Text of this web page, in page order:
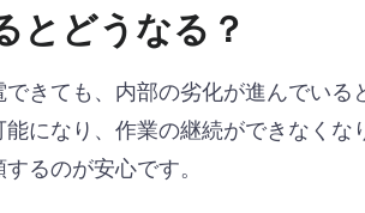
とどうなる？
きても、内部の劣化が進んでい
能になり、作業の継続ができなく
るのが安心です。